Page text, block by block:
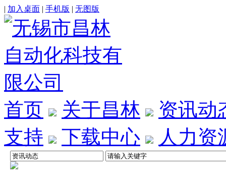
| 加入桌面 | 手机版 | 无图版
首页 关于昌林
资讯动
支持
下载中心 人力资